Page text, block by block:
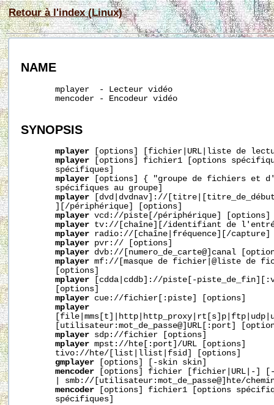
Retour à l'index (Linux)
NAME
       mplayer  - Lecteur vidéo
       mencoder - Encodeur vidéo
SYNOPSIS
mplayer [options] [fichier|URL|liste de
mplayer [options] fichier1 [options
       spécifiques]
mplayer [options] { "groupe de fichiers et
       spécifiques au groupe]
mplayer [dvd|dvdnav]://
       ][/périphérique] [options]
mplayer vcd://piste[/périphérique] [options]
mplayer tv://[chaîne][/identifiant de
mplayer radio://[chaîne|fréquence][/
mplayer pvr:// [options]
mplayer dvb://[numero_de_carte@]canal
mplayer mf://[masque de fichier|@liste de
       [options]
mplayer [cdda|cddb]://piste[-
       [options]
mplayer cue://fichier[:piste] [options]
mplayer
[utilisateur:mot_de_passe@]URL[:port]
mplayer sdp://fichier [options]
mplayer mpst://hte[:port]/URL [options]
       tivo://hte/[list|llist|fsid] [options]
gmplayer [options] [-skin skin]
mencoder [options] fichier [fichier|URL|-
| smb://[utilisateur:mot_de_passe@]hte/
mencoder [options] fichier1 [options
       spécifiques]